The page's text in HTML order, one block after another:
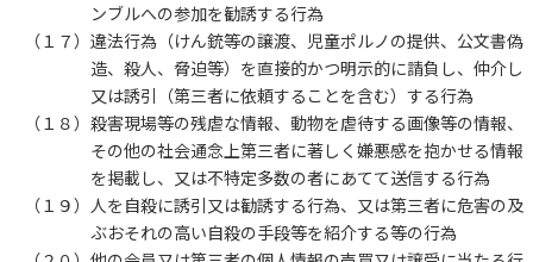
ンブルへの参加を勧誘する行為
（１７） 違法行為（けん銃等の譲渡、児童ポルノの提供、公文書偽
造、殺人、脅迫等）を直接的かつ明示的に請負し、仲介し
又は誘引（第三者に依頼することを含む）する行為
（１８） 殺害現場等の残虐な情報、動物を虐待する画像等の情報、
その他の社会通念上第三者に著しく嫌悪感を抱かせる情報
を掲載し、又は不特定多数の者にあてて送信する行為
（１９） 人を自殺に誘引又は勧誘する行為、又は第三者に危害の及
ぶおそれの高い自殺の手段等を紹介する等の行為